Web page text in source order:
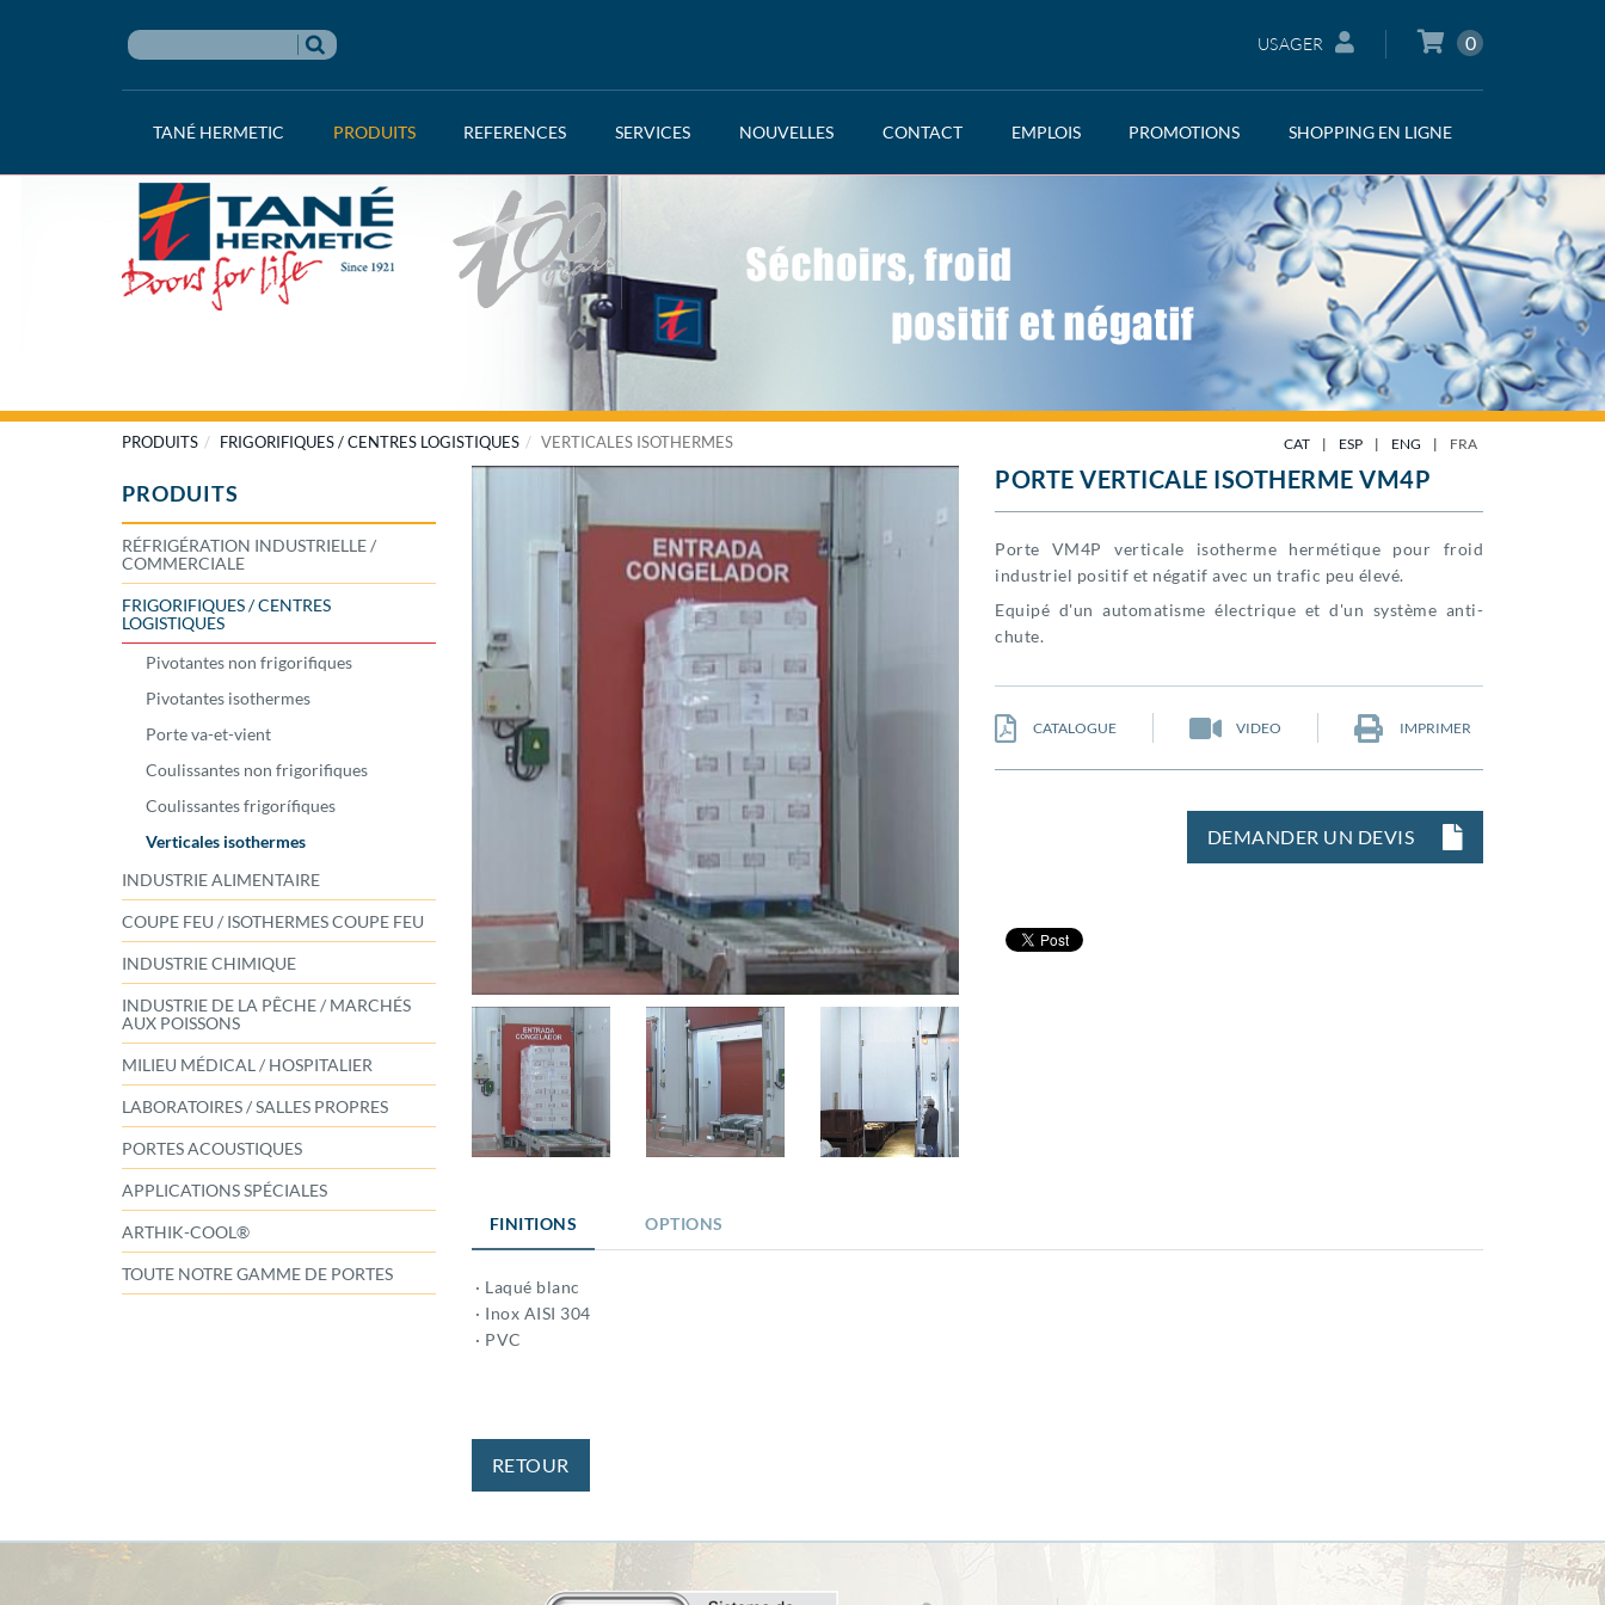
USAGER 0
TANÉ HERMETIC PRODUITS REFERENCES SERVICES NOUVELLES CONTACT EMPLOIS PROMOTIONS SHOPPING EN LIGNE
PRODUITS FRIGORIFIQUES / CENTRES LOGISTIQUES VERTICALES ISOTHERMES CAT | ESP | ENG | FRA
PRODUITS
RÉFRIGÉRATION INDUSTRIELLE /
COMMERCIALE
FRIGORIFIQUES / CENTRES
LOGISTIQUES
Pivotantes non frigorifiques
Pivotantes isothermes
Porte va-et-vient
Coulissantes non frigorifiques
Coulissantes frigorífiques
Verticales isothermes
INDUSTRIE ALIMENTAIRE
COUPE FEU / ISOTHERMES COUPE FEU
INDUSTRIE CHIMIQUE
INDUSTRIE DE LA PÊCHE / MARCHÉS
AUX POISSONS
MILIEU MÉDICAL / HOSPITALIER
LABORATOIRES / SALLES PROPRES
PORTES ACOUSTIQUES
APPLICATIONS SPÉCIALES
ARTHIK-COOL®
TOUTE NOTRE GAMME DE PORTES
PORTE VERTICALE ISOTHERME VM4P
Porte VM4P verticale isotherme hermétique pour froid
industriel positif et négatif avec un trafic peu élevé.
Equipé d'un automatisme électrique et d'un système anti-
chute.
CATALOGUE VIDEO IMPRIMER
DEMANDER UN DEVIS
FINITIONS OPTIONS
· Laqué blanc
· Inox AISI 304
· PVC
RETOUR